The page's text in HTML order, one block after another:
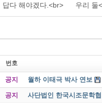
답다 해야겠다.<br> 우리
번호
공지 월하 이태극 박사 연보
공지 사단법인 한국시조문학